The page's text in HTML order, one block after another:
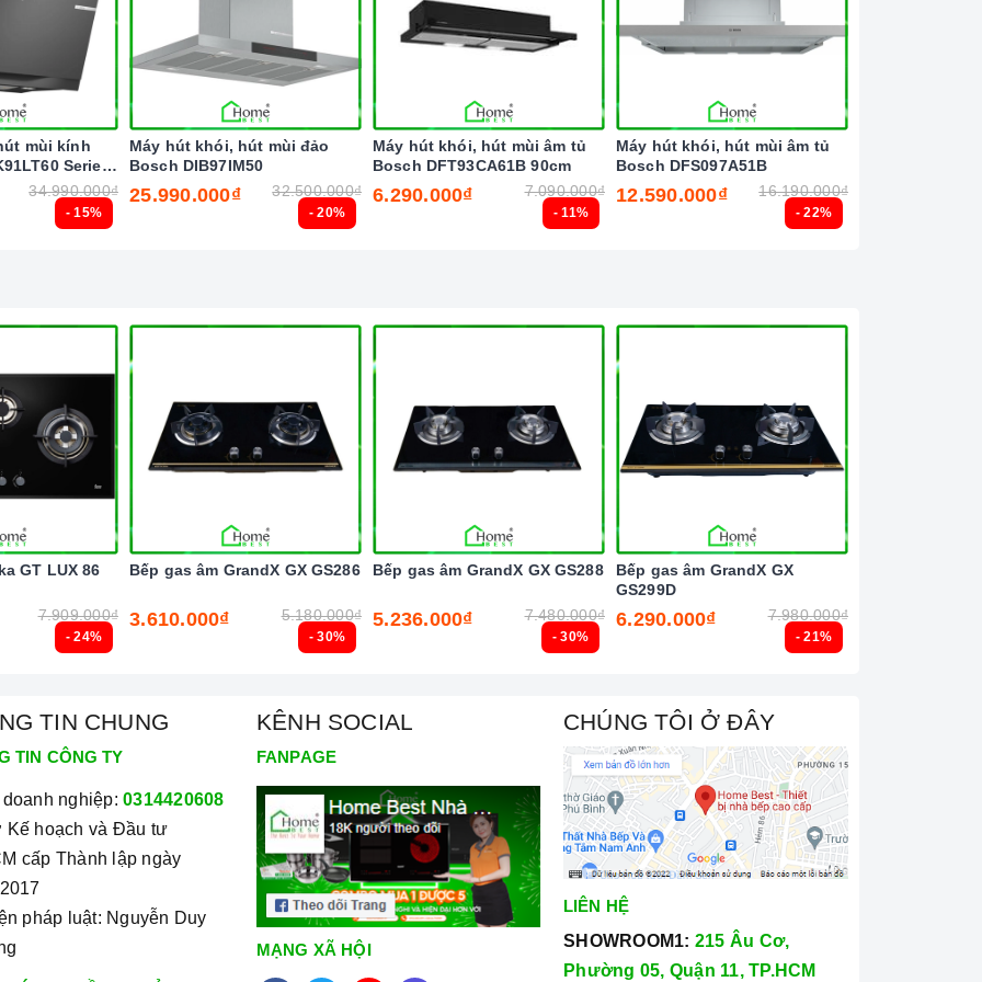
những loại có rãnh hoặc nồi đáy lõm.
chất lượng thấp, vì sẽ tạo ra rất nhiều tiếng ồn trong
đếnbếp gas
vùng nấu, không nhỏ quá cũng không to quá.
- 35cm.
để biết điện áp và dòng điện yêu cầu cũng như các
trước khi bật cảm ứng để tránh các mã lỗi và để
tác vặn (xoay) để tăng/giảm công suất nấu.
bếp, chú ý lau thật nhẹ để tránh làm trầy xước mặt
ướt hoặc chất tẩy rửa chuyên dụng để lau mặt
nguội và cách xa thời gian nấu nướng để đảm bảo
sẽ để đảm bảo tuổi thọ của
- 15%
mùi kính
Series
34.990.000₫
- 20%
Máy hút khói, hút mùi đảo
Bosch DIB97IM50
25.990.000₫ 32.500.000₫
- 11%
Máy hút khói, hút mùi âm tủ
Bosch DFT93CA61B 90cm
6.290.000₫ 7.090.000₫
- 22%
Máy hút khói, hút mùi âm tủ
Bosch DFS097A51B
12.590.000₫ 16.190.000₫
- 24%
GT LUX 86
7.909.000₫
- 30%
Bếp gas âm GrandX GX GS286
3.610.000₫ 5.180.000₫
- 30%
Bếp gas âm GrandX GX GS288
5.236.000₫ 7.480.000₫
- 21%
Bếp gas âm GrandX GX
GS299D
6.290.000₫ 7.980.000₫
TIN CHUNG
TIN CÔNG TY
doanh nghiệp: 0314420608
Kế hoạch và Đầu tư
cấp Thành lập ngày
pháp luật: Nguyễn Duy
KÊNH SOCIAL
FANPAGE
MẠNG XÃ HỘI
CHÚNG TÔI Ở ĐÂY
LIÊN HỆ
SHOWROOM1: 215 Âu Cơ,
Phường 05, Quận 11, TP.HCM